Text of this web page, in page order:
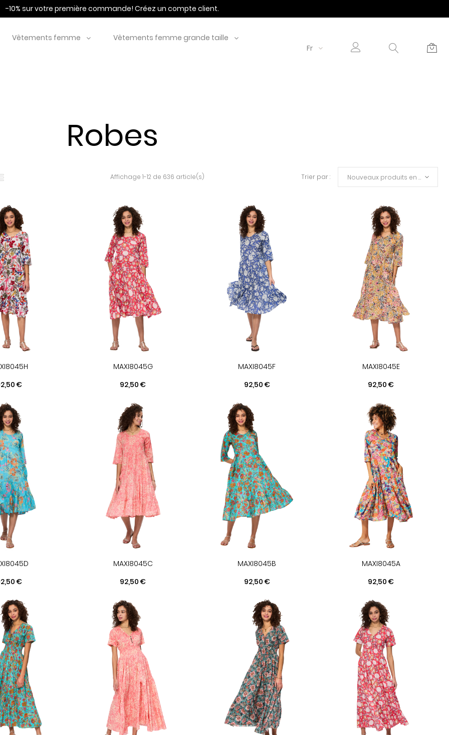
-10% sur votre première commande! Créez un compte client.
Vêtements femme Vêtements femme grande taille
Fr
Robes
Affichage 1-12 de 636 article(s) Trier par : Nouveaux produits en premier
€
MAXI8045G
Prix
92,50 €
MAXI8045F
Prix
92,50 €
MAXI8045E
Prix
92,50 €
€
MAXI8045C
Prix
92,50 €
MAXI8045B
Prix
92,50 €
MAXI8045A
Prix
92,50 €